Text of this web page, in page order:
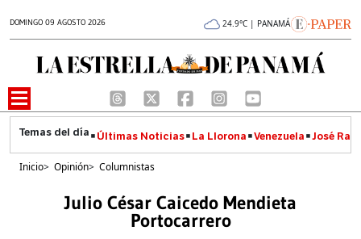
DOMINGO 09 AGOSTO 2026 24.9°C | PANAMÁ
Últimas Noticias La Llorona Venezuela José
Inicio> Opinión> Columnistas
Julio César Caicedo Mendieta
Portocarrero